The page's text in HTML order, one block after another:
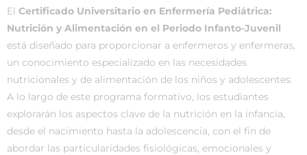
El Certificado Universitario en Enfermería Pediátrica:
Nutrición y Alimentación en el Periodo Infanto-Juvenil
está diseñado para proporcionar a enfermeros y enfermeras,
un conocimiento especializado en las necesidades
nutricionales y de alimentación de los niños y adolescentes.
A lo largo de este programa formativo, los estudiantes
explorarán los aspectos clave de la nutrición en la infancia,
desde el nacimiento hasta la adolescencia, con el fin de
abordar las particularidades fisiológicas, emocionales y